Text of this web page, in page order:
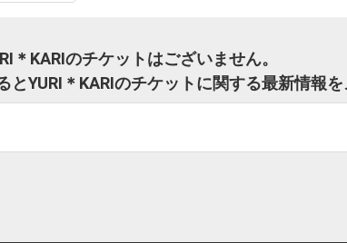
＊KARIのチケットはございません。
とYURI＊KARIのチケットに関する最新情報を